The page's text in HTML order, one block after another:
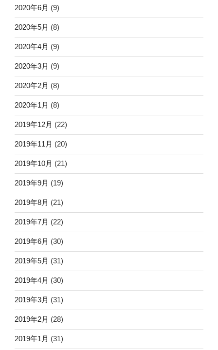
2020年6月 (9)
2020年5月 (8)
2020年4月 (9)
2020年3月 (9)
2020年2月 (8)
2020年1月 (8)
2019年12月 (22)
2019年11月 (20)
2019年10月 (21)
2019年9月 (19)
2019年8月 (21)
2019年7月 (22)
2019年6月 (30)
2019年5月 (31)
2019年4月 (30)
2019年3月 (31)
2019年2月 (28)
2019年1月 (31)